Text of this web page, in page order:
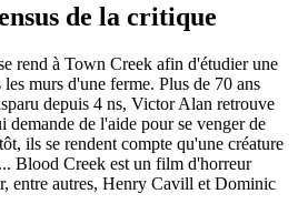
de la critique
rend à Town Creek afin d'étudier une
murs d'une ferme. Plus de 70 ans
depuis 4 ns, Victor Alan retrouve
demande de l'aide pour se venger de
ils se rendent compte qu'une créature
Blood Creek est un film d'horreur
entre autres, Henry Cavill et Dominic